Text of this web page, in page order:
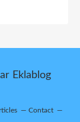
Eklablog
Contact